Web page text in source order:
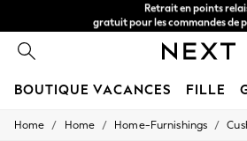
Livraison en 2-3 jours
Retours faciles*
BOUTIQUE VACANCES FILLE
HOLIDAY SHOP
Home / Home / Home-Furnishings /